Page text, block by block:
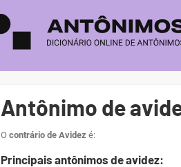
Antônimo de
O contrário de Avidez é:
Principais antônimos de avidez: